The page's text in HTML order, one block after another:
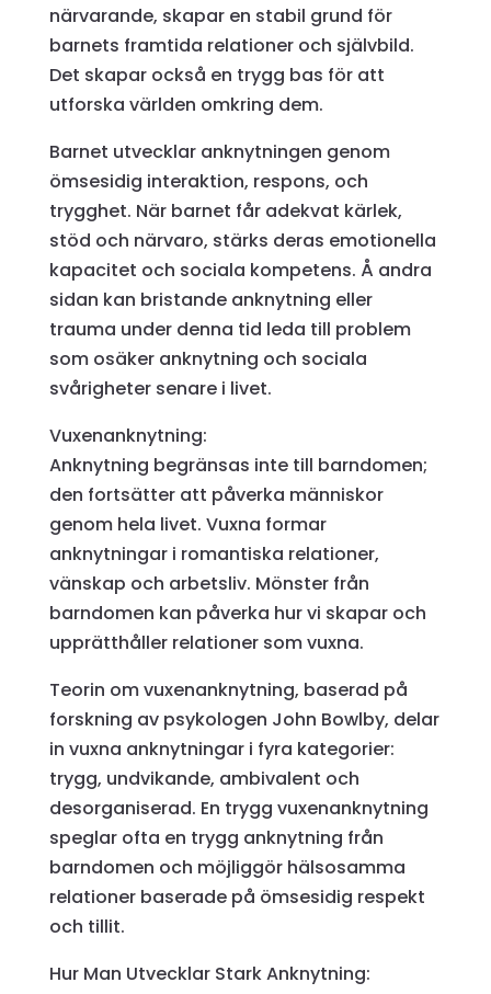
närvarande, skapar en stabil grund för
barnets framtida relationer och självbild.
Det skapar också en trygg bas för att
utforska världen omkring dem.
Barnet utvecklar anknytningen genom
ömsesidig interaktion, respons, och
trygghet. När barnet får adekvat kärlek,
stöd och närvaro, stärks deras emotionella
kapacitet och sociala kompetens. Å andra
sidan kan bristande anknytning eller
trauma under denna tid leda till problem
som osäker anknytning och sociala
svårigheter senare i livet.
Vuxenanknytning:
Anknytning begränsas inte till barndomen;
den fortsätter att påverka människor
genom hela livet. Vuxna formar
anknytningar i romantiska relationer,
vänskap och arbetsliv. Mönster från
barndomen kan påverka hur vi skapar och
upprätthåller relationer som vuxna.
Teorin om vuxenanknytning, baserad på
forskning av psykologen John Bowlby, delar
in vuxna anknytningar i fyra kategorier:
trygg, undvikande, ambivalent och
desorganiserad. En trygg vuxenanknytning
speglar ofta en trygg anknytning från
barndomen och möjliggör hälsosamma
relationer baserade på ömsesidig respekt
och tillit.
Hur Man Utvecklar Stark Anknytning: